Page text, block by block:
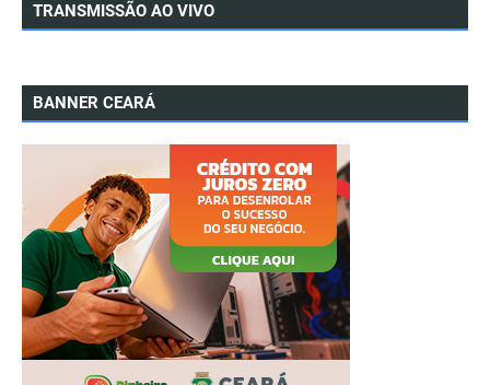
TRANSMISSÃO AO VIVO
BANNER CEARÁ